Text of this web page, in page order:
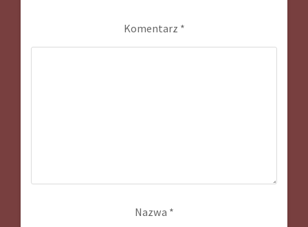
Komentarz *
Nazwa *